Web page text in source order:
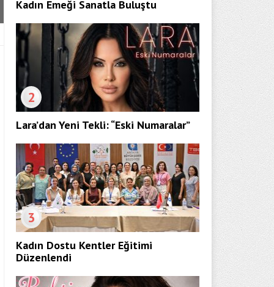
Kadın Emeği Sanatla Buluştu
2
Lara’dan Yeni Tekli: “Eski Numaralar”
3
Kadın Dostu Kentler Eğitimi
Düzenlendi